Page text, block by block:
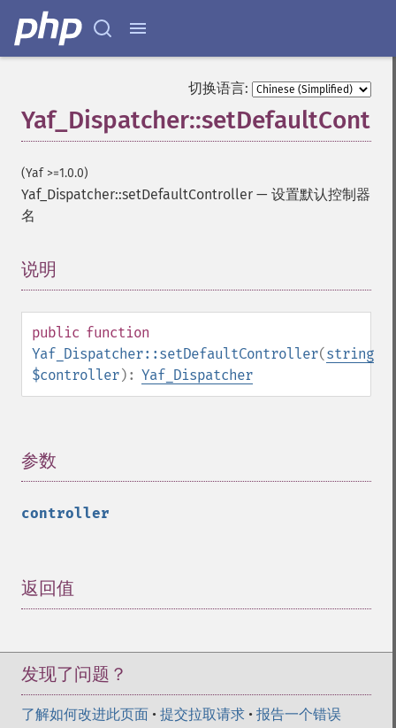
切换语言:
(Yaf >=1.0.0)
Yaf_Dispatcher::setDefaultController — 设置默认控制器
名
说明
public function
Yaf_Dispatcher::setDefaultController(string
$controller): Yaf_Dispatcher
参数
controller
返回值
发现了问题？
了解如何改进此页面 • 提交拉取请求 • 报告一个错误